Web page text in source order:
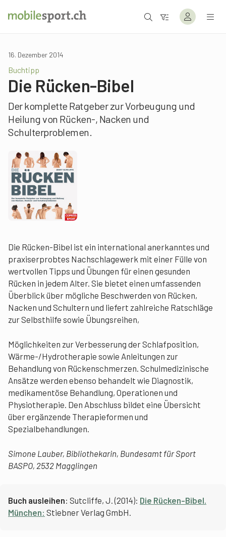
16. Dezember 2014
Buchtipp
Die Rücken-Bibel
Der komplette Ratgeber zur Vorbeugung und
Heilung von Rücken-, Nacken und
Schulterproblemen.
Die Rücken-Bibel ist ein international anerkanntes und
praxiserprobtes Nachschlagewerk mit einer Fülle von
wertvollen Tipps und Übungen für einen gesunden
Rücken in jedem Alter. Sie bietet einen umfassenden
Überblick über mögliche Beschwerden von Rücken,
Nacken und Schultern und liefert zahlreiche Ratschläge
zur Selbsthilfe sowie Übungsreihen,
Möglichkeiten zur Verbesserung der Schlafposition,
Wärme-/Hydrotherapie sowie Anleitungen zur
Behandlung von Rückenschmerzen. Schulmedizinische
Ansätze werden ebenso behandelt wie Diagnostik,
medikamentöse Behandlung, Operationen und
Physiotherapie. Den Abschluss bildet eine Übersicht
über ergänzende Therapieformen und
Spezialbehandlungen.
Simone Lauber, Bibliothekarin, Bundesamt für Sport
BASPO, 2532 Magglingen
Buch ausleihen: Sutcliffe, J. (2014): Die Rücken-Bibel.
München: Stiebner Verlag GmbH.